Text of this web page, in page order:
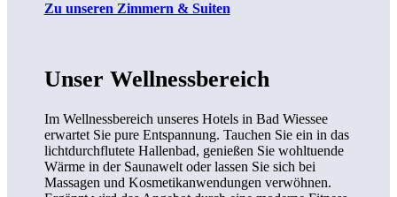
Zu unseren Zimmern & Suiten
Unser Wellnessbereich
Im Wellnessbereich unseres Hotels in Bad Wiessee
erwartet Sie pure Entspannung. Tauchen Sie ein in das
lichtdurchflutete Hallenbad, genießen Sie wohltuende
Wärme in der Saunawelt oder lassen Sie sich bei
Massagen und Kosmetikanwendungen verwöhnen.